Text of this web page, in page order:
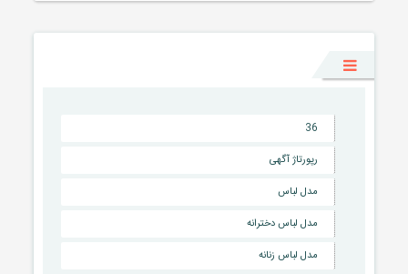
36
رپورتاژ آگهی
مدل لباس
مدل لباس دخترانه
مدل لباس زنانه